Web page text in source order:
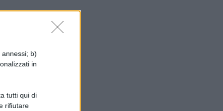
b)
in
tutti qui di
rifiutare